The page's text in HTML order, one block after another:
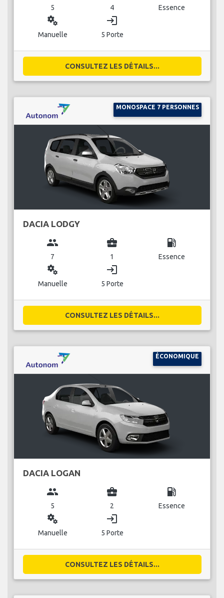
5 4 Essence
miscellaneous_services
Manuelle
login
5 Porte
CONSULTEZ LES DÉTAILS...
MONOSPACE 7 PERSONNES
DACIA LODGY
group
7
business_center
1
local_gas_station
Essence
miscellaneous_services
Manuelle
login
5 Porte
CONSULTEZ LES DÉTAILS...
ÉCONOMIQUE
DACIA LOGAN
group
5
business_center
2
local_gas_station
Essence
miscellaneous_services
Manuelle
login
5 Porte
CONSULTEZ LES DÉTAILS...